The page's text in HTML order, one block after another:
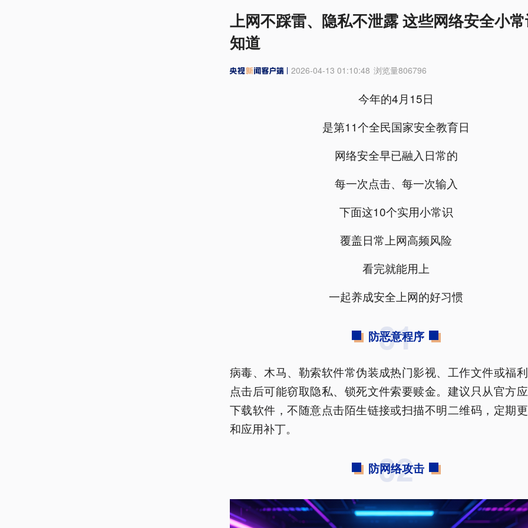
上网不踩雷、隐私不泄露 这些网络安全小
知道
2026-04-13 01:10:48 浏览量806796
今年的4月15日
是第11个全民国家安全教育日
网络安全早已融入日常的
每一次点击、每一次输入
下面这10个实用小常识
覆盖日常上网高频风险
看完就能用上
一起养成安全上网的好习惯
01
防恶意程序
病毒、木马、勒索软件常伪装成热门影视、工作文件或福
点击后可能窃取隐私、锁死文件索要赎金。建议只从官方
下载软件，不随意点击陌生链接或扫描不明二维码，定期
和应用补丁。
02
防网络攻击